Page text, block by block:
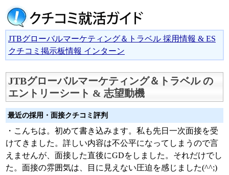
JTBグローバルマーケティング＆トラベル 採用情報 & ES
クチコミ掲示板情報 インターン
JTBグローバルマーケティング＆トラベル の
エントリーシート & 志望動機
最近の採用・面接クチコミ評判
・こんちは。初めて書き込みます。私も先日一次面接を受
けてきました。詳しい内容は不公平になってしまうので言
えませんが、面接した直後にGDをしました。それだけでし
た。面接の雰囲気は、目に見えない圧迫を感じました(^^;)